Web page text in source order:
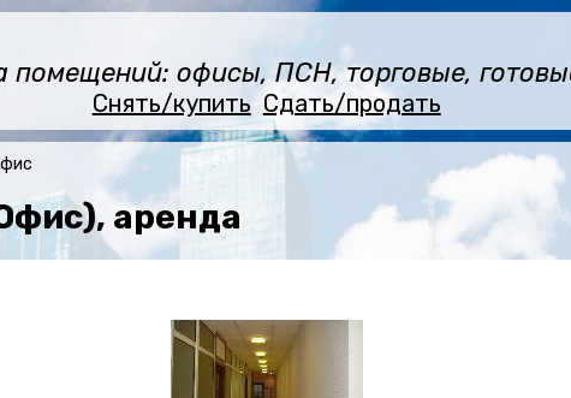
офисы, ПСН, торговые,
Снять/купить Сдать/продать
аренда